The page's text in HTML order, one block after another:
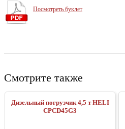
Посмотреть буклет
Смотрите также
Дизельный погрузчик 4,5 т HELI
CPCD45G3